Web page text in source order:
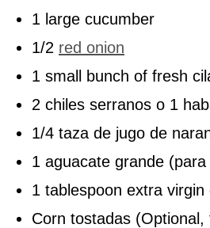
1 large cucumber
1/2 red onion
1 small bunch of fresh
2 chiles serranos o 1
1/4 taza de jugo de
1 aguacate grande (para
1 tablespoon extra virgin
Corn tostadas (Optional,